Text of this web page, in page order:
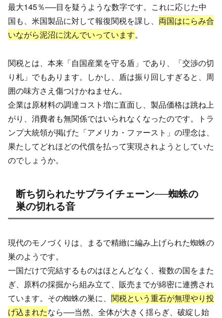
最大145％──目を疑うような数字です。これに応じた中
国も、米国製品に対して報復関税を課し、 両国はにらみ合
いながら泥沼に沈んでいっています。
関税とは、本来「自国産業を守る盾」であり、「交渉の切
り札」でもあります。しかし、盾は振り回しすぎると、周
囲の味方さえ傷つけかねません。
企業は原材料の調達コスト増に直面し、製品価格は跳ね上
がり、消費者も無関係ではいられなくなったのです。トラ
ンプ大統領が掲げた「アメリカ・ファースト」の理念は、
果たしてどれほどの代償を払って実現されようとしていた
のでしょうか。
断ち切られたサプライチェーン──蜘蛛の
巣の切れる音
現代のモノづくりは、まるで精緻に編み上げられた蜘蛛の
巣のようです。
一国だけで完結するものはほとんどなく、複数の国をまた
ぎ、原料の採掘から組み立て、販売までが綿密に連携され
ています。その蜘蛛の巣に、 関税という重石が無理やり投
げ込まれたなら──当然、全体が大きく揺らぎ、破綻し始